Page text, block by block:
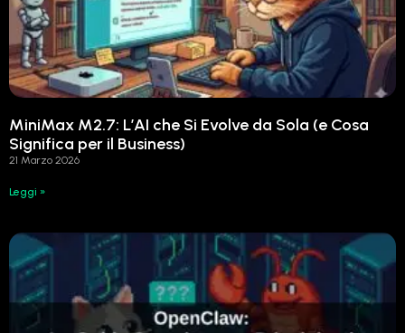
MiniMax M2.7: L’AI che Si Evolve da Sola (e Cosa
Significa per il Business)
21 Marzo 2026
Leggi »